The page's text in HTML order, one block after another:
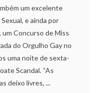
um excelente
e ainda por
Concurso de Miss
do Orgulho Gay no
uma noite de sexta-
Scandal. “As
deixo livres, ...